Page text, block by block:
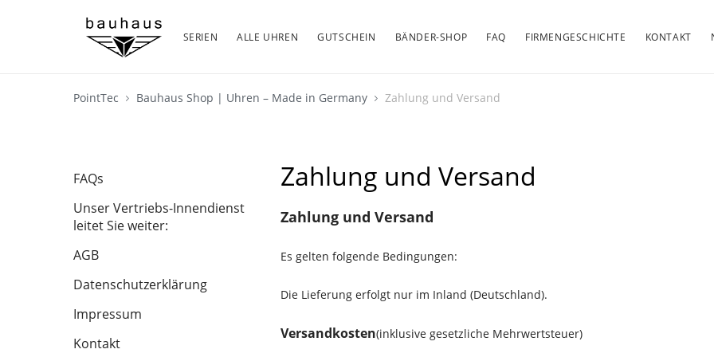
SERIEN ALLE UHREN GUTSCHEIN BÄNDER-SHOP FAQ FIRMENGESCHICHTE KONTAKT
PointTec Bauhaus Shop | Uhren – Made in Germany Zahlung und Versand
FAQs
Unser Vertriebs-Innendienst
leitet Sie weiter:
AGB
Datenschutzerklärung
Impressum
Kontakt
Zahlung und Versand
Zahlung und Versand
Es gelten folgende Bedingungen:
Die Lieferung erfolgt nur im Inland (Deutschland).
Versandkosten(inklusive gesetzliche Mehrwertsteuer)